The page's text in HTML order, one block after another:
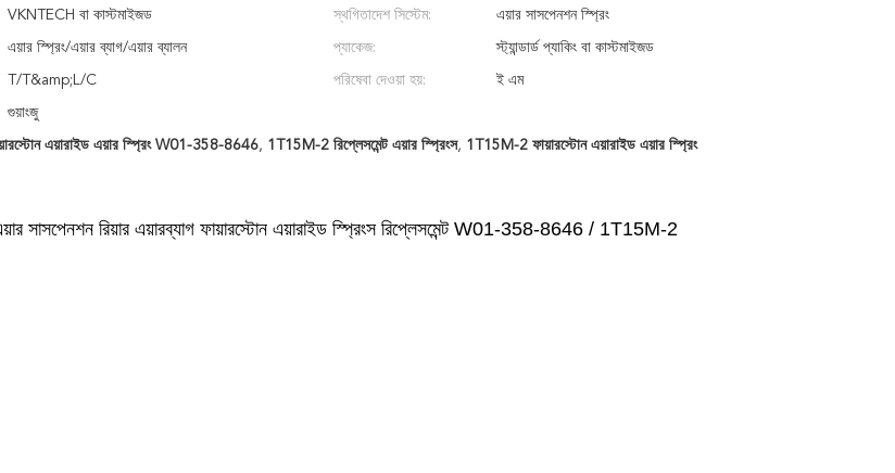
VKNTECH বা কাস্টমাইজড স্থগিতাদেশ সিস্টেম: এয়ার সাসপেনশন স্প্রিং
এয়ার স্প্রিং/এয়ার ব্যাগ/এয়ার ব্যালন প্যাকেজ: স্ট্যান্ডার্ড প্যাকিং বা কাস্টমাইজড
T/T&amp;L/C পরিষেবা দেওয়া হয়: ই এম
গুয়াংজু
এয়ারাইড এয়ার স্প্রিং W01-358-8646, 1T15M-2 রিপ্লেসমেন্ট এয়ার স্প্রিংস, 1T15M-2 ফায়ারস্টোন এয়ারাইড এয়ার স্প্রিং
সাসপেনশন রিয়ার এয়ারব্যাগ ফায়ারস্টোন এয়ারাইড স্প্রিংস রিপ্লেসমেন্ট W01-358-8646 / 1T15M-2